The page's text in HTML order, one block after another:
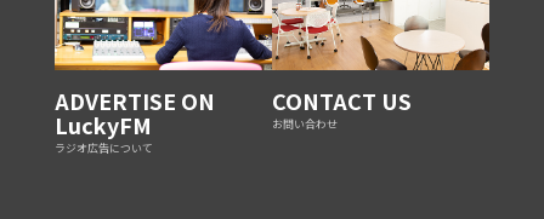
ADVERTISE ON
LuckyFM
ラジオ広告について
CONTACT US
お問い合わせ